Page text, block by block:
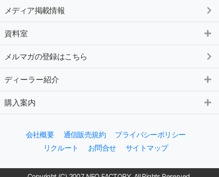
メディア掲載情報
資料室
メルマガの登録はこちら
ディーラー紹介
購入案内
会社概要 通信販売規約
プライバシーポリシー
リクルート
お問合せ サイトマップ